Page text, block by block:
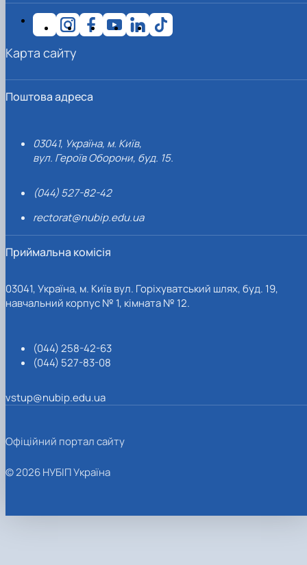
Поштова адреса
03041, Україна, м. Київ,
вул. Героїв Оборони, буд. 15.
(044) 527-82-42
rectorat@nubip.edu.ua
Приймальна комісія
03041, Україна, м. Київ вул. Горіхуватський шлях, буд. 19,
навчальний корпус № 1, кімната № 12.
(044) 258-42-63
(044) 527-83-08
vstup@nubip.edu.ua
Карта сайту
Офіційний портал сайту
© 2026 НУБІП Україна